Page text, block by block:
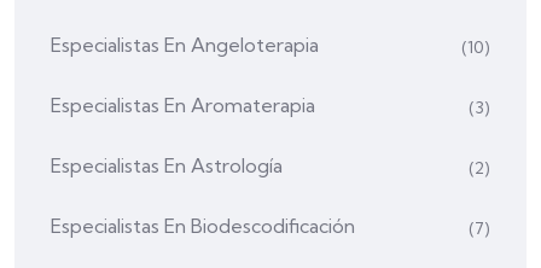
Especialistas En Angeloterapia (10)
Especialistas En Aromaterapia (3)
Especialistas En Astrología (2)
Especialistas En Biodescodificación (7)